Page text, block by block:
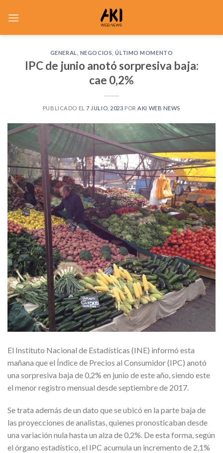
GENERAL NEGOCIOS ,ÚLTIMO MOMENTO
IPC de junio anotó sorpresiva baja:
cae 0,2%
PUBLICADO EL7 JULIO, 2023 POR AKI WEB NEWS
El Instituto Nacional de Estadísticas (INE) informó esta
mañana que el Índice de Precios al Consumidor (IPC) anotó
una sorpresiva baja de 0,2% en junio de este año, siendo este
el menor registro mensual desde septiembre de 2017.
Se trata además de un dato que se ubicó en la parte baja de
las proyecciones de analistas, quienes pronosticaban desde
una variación nula hasta un alza de 0,2%. De esta forma, según
el órgano estadístico, el IPC acumula un incremento de 2,1%